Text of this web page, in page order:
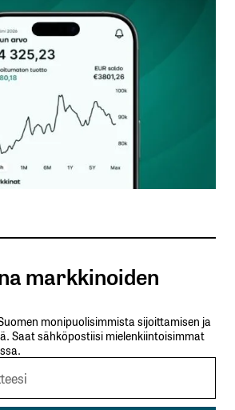
uutiskirje
markkinoiden
monipuolisimmista sijoittamisen ja
Saat sähköpostiisi mielenkiintoisimmat